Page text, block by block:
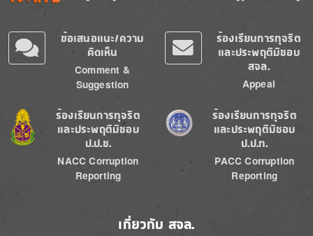
ข้อเสนอแนะ/ความ
คิดเห็น
Comment &
Suggestion
ร้องเรียนการทุจริต
และประพฤติมิชอบ
สจล.
Appeal
Image
ร้องเรียนการทุจริต
และประพฤติมิชอบ
ป.ป.ช.
NACC Corruption
Reporting
Image
ร้องเรียนการทุจริต
และประพฤติมิชอบ
ป.ป.ท.
PACC Corruption
Reporting
เกี่ยวกับ สจล.